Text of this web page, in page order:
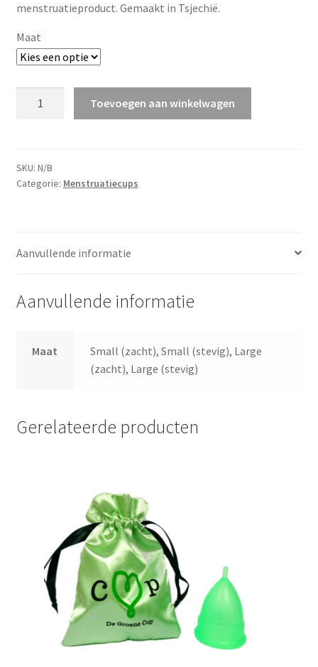
menstruatieproduct. Gemaakt in Tsjechië.
Maat
Toevoegen aan winkelwagen
SKU: N/B
Categorie: Menstruatiecups
Aanvullende informatie
Aanvullende informatie
Maat
Small (zacht), Small (stevig), Large
(zacht), Large (stevig)
Gerelateerde producten